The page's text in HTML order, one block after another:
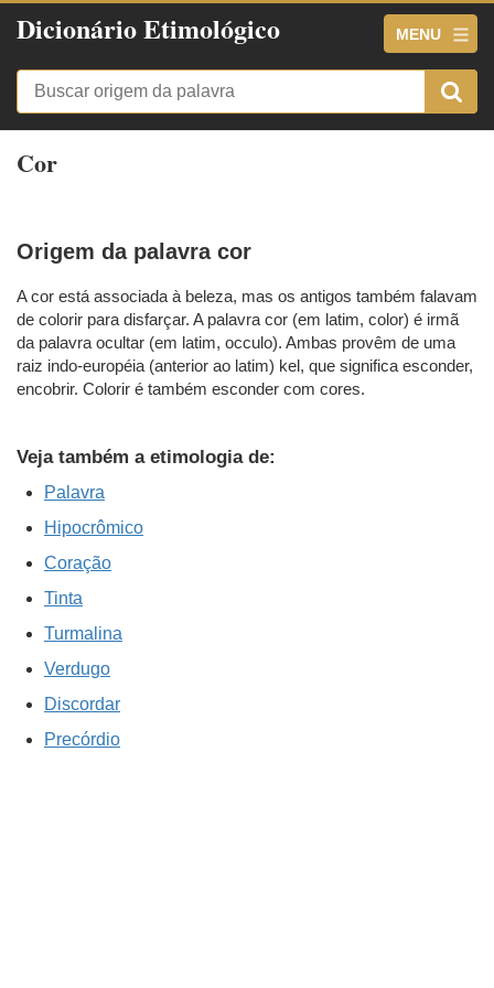
Dicionário Etimológico MENU
Cor
Origem da palavra cor
A cor está associada à beleza, mas os antigos também falavam
de colorir para disfarçar. A palavra cor (em latim, color) é irmã
da palavra ocultar (em latim, occulo). Ambas provêm de uma
raiz indo-européia (anterior ao latim) kel, que significa esconder,
encobrir. Colorir é também esconder com cores.
Veja também a etimologia de:
Palavra
Hipocrômico
Coração
Tinta
Turmalina
Verdugo
Discordar
Precórdio